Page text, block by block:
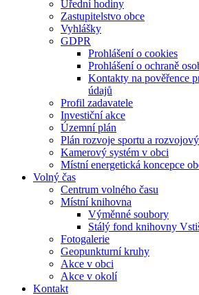
Úřední hodiny
Zastupitelstvo obce
Vyhlášky
GDPR
Prohlášení o cookies
Prohlášení o ochraně
Kontakty na pověřence
údajů
Profil zadavatele
Investiční akce
Územní plán
Plán rozvoje sportu a
Kamerový systém v obci
Místní energetická koncepce
Volný čas
Centrum volného času
Místní knihovna
Výměnné soubory
Stálý fond knihovny
Fotogalerie
Geopunkturní kruhy
Akce v obci
Akce v okolí
Kontakt